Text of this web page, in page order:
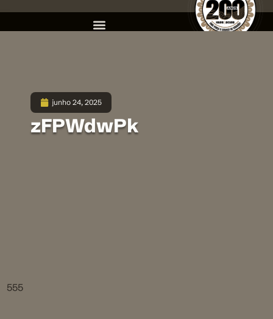
junho 24, 2025
zFPWdwPk
555